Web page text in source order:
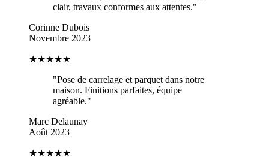
clair, travaux conformes aux attentes."
Corinne Dubois
Novembre 2023
★★★★★
"Pose de carrelage et parquet dans notre
maison. Finitions parfaites, équipe
agréable."
Marc Delaunay
Août 2023
★★★★★